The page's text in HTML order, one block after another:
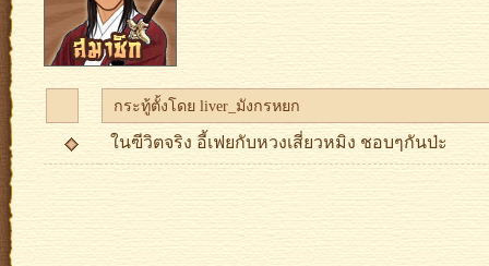
กระทู้ตั้งโดย liver_มังกรหยก
ในฃีวิตจริง อี้เฟยกับหวงเสี่ยวหมิง ชอบๆกันป่ะ